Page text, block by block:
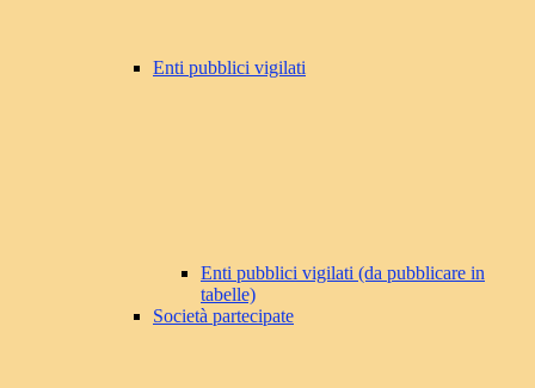
Enti pubblici vigilati
Enti pubblici vigilati (da pubblicare in
tabelle)
Società partecipate